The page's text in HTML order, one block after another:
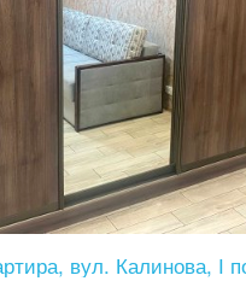
соседи. Также есть тамбур на
дополнительное
Победа-6 — один из самых
супермаркеты, школы,
набережная и всё
полностью готова к
вул. Калинова, І